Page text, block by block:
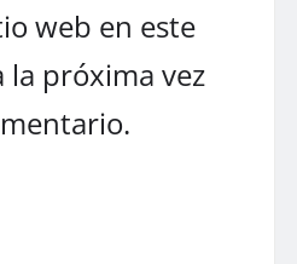
web en este
la próxima vez